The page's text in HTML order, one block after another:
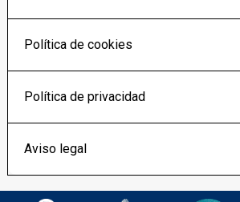
Política de cookies
Política de privacidad
Aviso legal